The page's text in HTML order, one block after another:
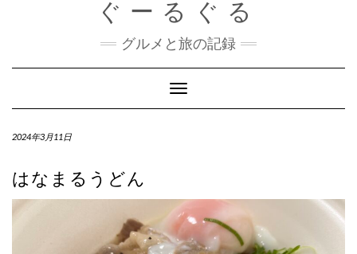
ぐーるぐる
グルメと旅の記録
Toggle
Navigation
2024年3月11日
はなまるうどん